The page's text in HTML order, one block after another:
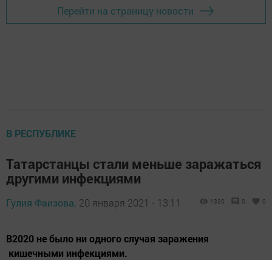
Перейти на страницу новости
В РЕСПУБЛИКЕ
Татарстанцы стали меньше заражаться
другими инфекциями
Гулия Фаизова, 20 января 2021 - 13:11 1330 0 0
В2020 не было ни одного случая заражения
кишечными инфекциями.